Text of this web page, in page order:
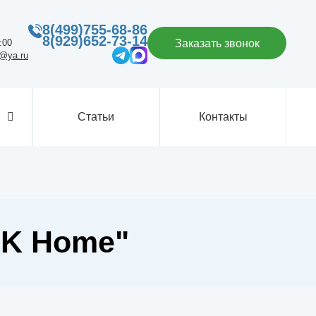
8(499)755-68-86
8(929)652-73-14 Заказать звонок
Статьи Контакты
Home"